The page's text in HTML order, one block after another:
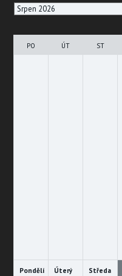
Month
PO ÚT ST
Pondělí Úterý Středa